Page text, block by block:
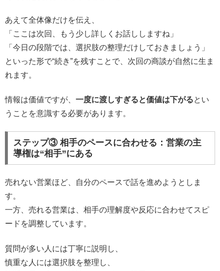
あえて全体像だけを伝え、
「ここは次回、もう少し詳しくお話ししますね」
「今日の段階では、選択肢の整理だけしておきましょう」
といった形で“続き”を残すことで、次回の商談が自然に生ま
れます。
情報は価値ですが、 一度に渡しすぎると価値は下がるとい
うことを意識する必要があります。
ステップ③ 相手のペースに合わせる：営業の主
導権は“相手”にある
売れない営業ほど、自分のペースで話を進めようとしま
す。
一方、売れる営業は、相手の理解度や反応に合わせてスピ
ードを調整しています。
質問が多い人には丁寧に説明し、
慎重な人には選択肢を整理し、